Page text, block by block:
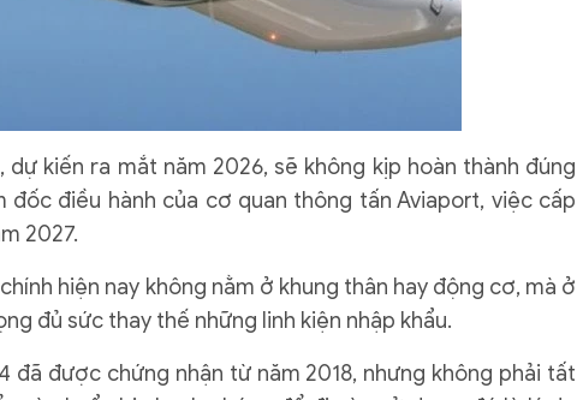
dự kiến ​​ra mắt năm 2026, sẽ không kịp hoàn thành đúng
điều hành của cơ quan thông tấn Aviaport, việc cấp
2027.
hiện nay không nằm ở khung thân hay động cơ, mà ở
đủ sức thay thế những linh kiện nhập khẩu.
đã được chứng nhận từ năm 2018, nhưng không phải tất